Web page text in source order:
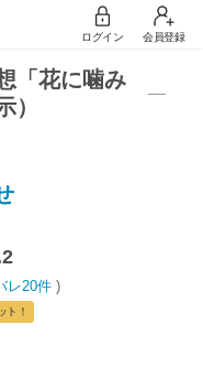
ログイン 会員登録
「花に噛み
）
レ20件 )
ト！